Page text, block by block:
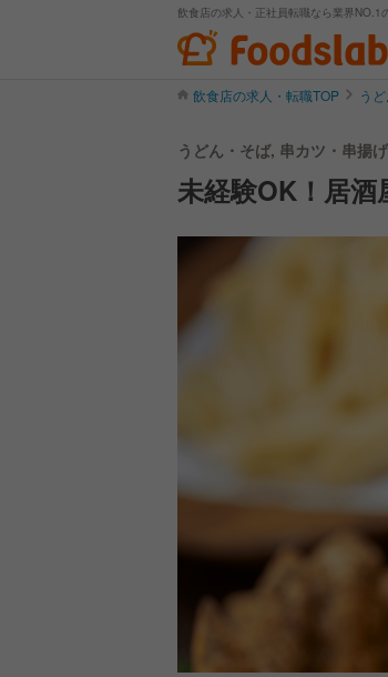
飲食店の求人・正社員転職なら業界NO.1
飲食店の求人・転職TOP う
うどん・そば, 串カツ・串揚
未経験OK！居